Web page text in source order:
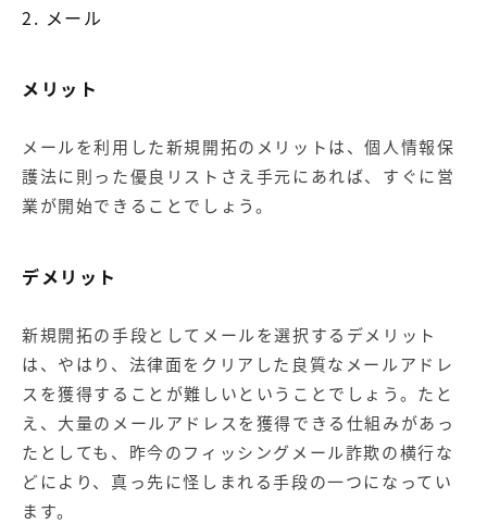
2. メール
メリット
メールを利用した新規開拓のメリットは、個人情報保
護法に則った優良リストさえ手元にあれば、すぐに営
業が開始できることでしょう。
デメリット
新規開拓の手段としてメールを選択するデメリット
は、やはり、法律面をクリアした良質なメールアドレ
スを獲得することが難しいということでしょう。たと
え、大量のメールアドレスを獲得できる仕組みがあっ
たとしても、昨今のフィッシングメール詐欺の横行な
どにより、真っ先に怪しまれる手段の一つになってい
ます。